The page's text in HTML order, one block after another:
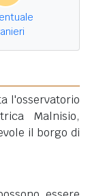
l'osservatorio
Malnisio,
il borgo di